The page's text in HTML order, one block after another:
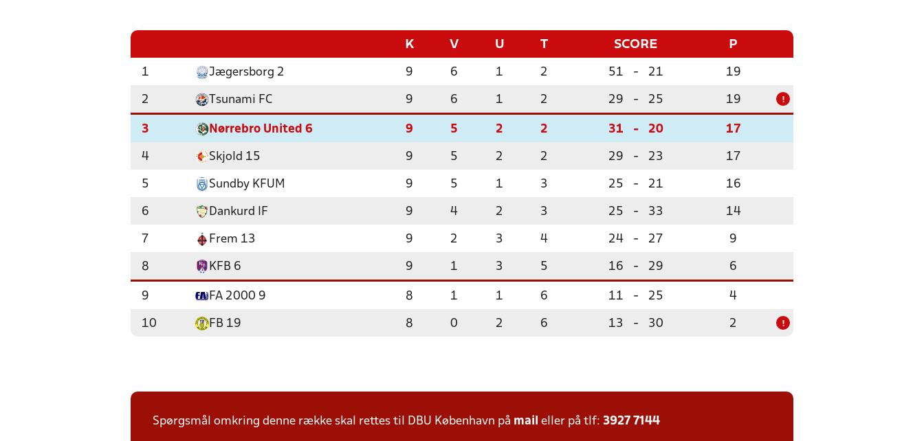
K V U T SCORE P
1 Jægersborg 2 9 6 1 2 51 - 21 19
2 Tsunami FC 9 6 1 2 29 - 25 19 !
3 Nørrebro United 6 9 5 2 2 31 - 20 17
4 Skjold 15 9 5 2 2 29 - 23 17
5 Sundby KFUM 9 5 1 3 25 - 21 16
6 Dankurd IF 9 4 2 3 25 - 33 14
7 Frem 13 9 2 3 4 24 - 27 9
8 KFB 6 9 1 3 5 16 - 29 6
9 FA 2000 9 8 1 1 6 11 - 25 4
10 FB 19 8 0 2 6 13 - 30 2 !
Spørgsmål omkring denne række skal rettes til DBU København på mail eller på tlf: 3927 7144